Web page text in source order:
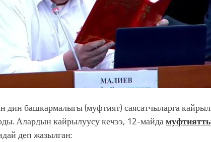
дин башкармалыгы (муфтият) саясатчыларга
Алардын кайрылуусу кечээ, 12-майда
деп жазылган: